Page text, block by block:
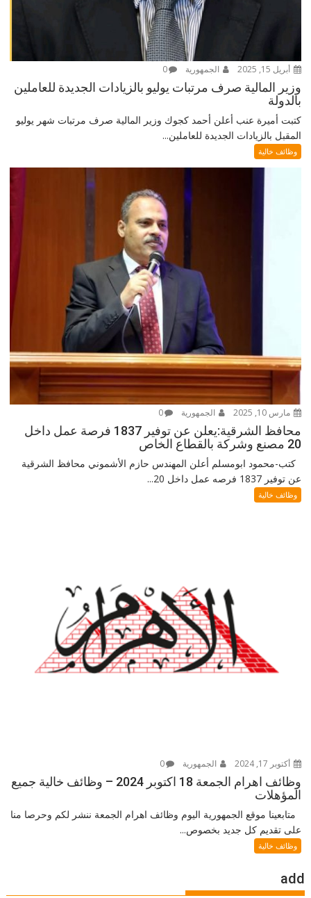
أبريل 15, 2025 الجمهورية 0
وزير المالية صرف مرتبات يوليو بالزيادات الجديدة للعاملين
بالدولة
كتبت أميرة عنب أعلن أحمد كجوك وزير المالية صرف مرتبات شهر يوليو
المقبل بالزيادات الجديدة للعاملين...
وظائف خالية
مارس 10, 2025 الجمهورية 0
محافظ الشرقية:يعلن عن توفير 1837 فرصة عمل داخل
20 مصنع وشركة بالقطاع الخاص
كتب-محمود ابومسلم أعلن المهندس حازم الأشموني محافظ الشرقية
عن توفير 1837 فرصه عمل داخل 20...
وظائف خالية
أكتوبر 17, 2024 الجمهورية 0
وظائف اهرام الجمعة 18 اكتوبر 2024 – وظائف خالية جميع
المؤهلات
متابعينا موقع الجمهورية اليوم وظائف اهرام الجمعة ننشر لكم وحرصا منا
على تقديم كل جديد بخصوص...
وظائف خالية
add